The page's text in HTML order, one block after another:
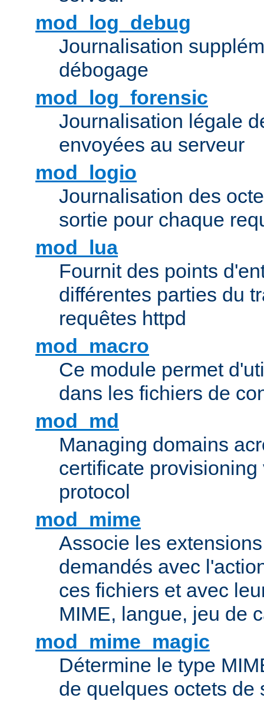
mod_log_debug
Journalisation
débogage
mod_log_forensic
Journalisation légale
envoyées au serveur
mod_logio
Journalisation des
sortie pour chaque
mod_lua
Fournit des points
différentes parties du
requêtes httpd
mod_macro
Ce module permet
dans les fichiers de
mod_md
Managing domains
certificate provisioning
protocol
mod_mime
Associe les
demandés avec
ces fichiers et avec
MIME, langue, jeu de
mod_mime_magic
Détermine le type
de quelques octets de